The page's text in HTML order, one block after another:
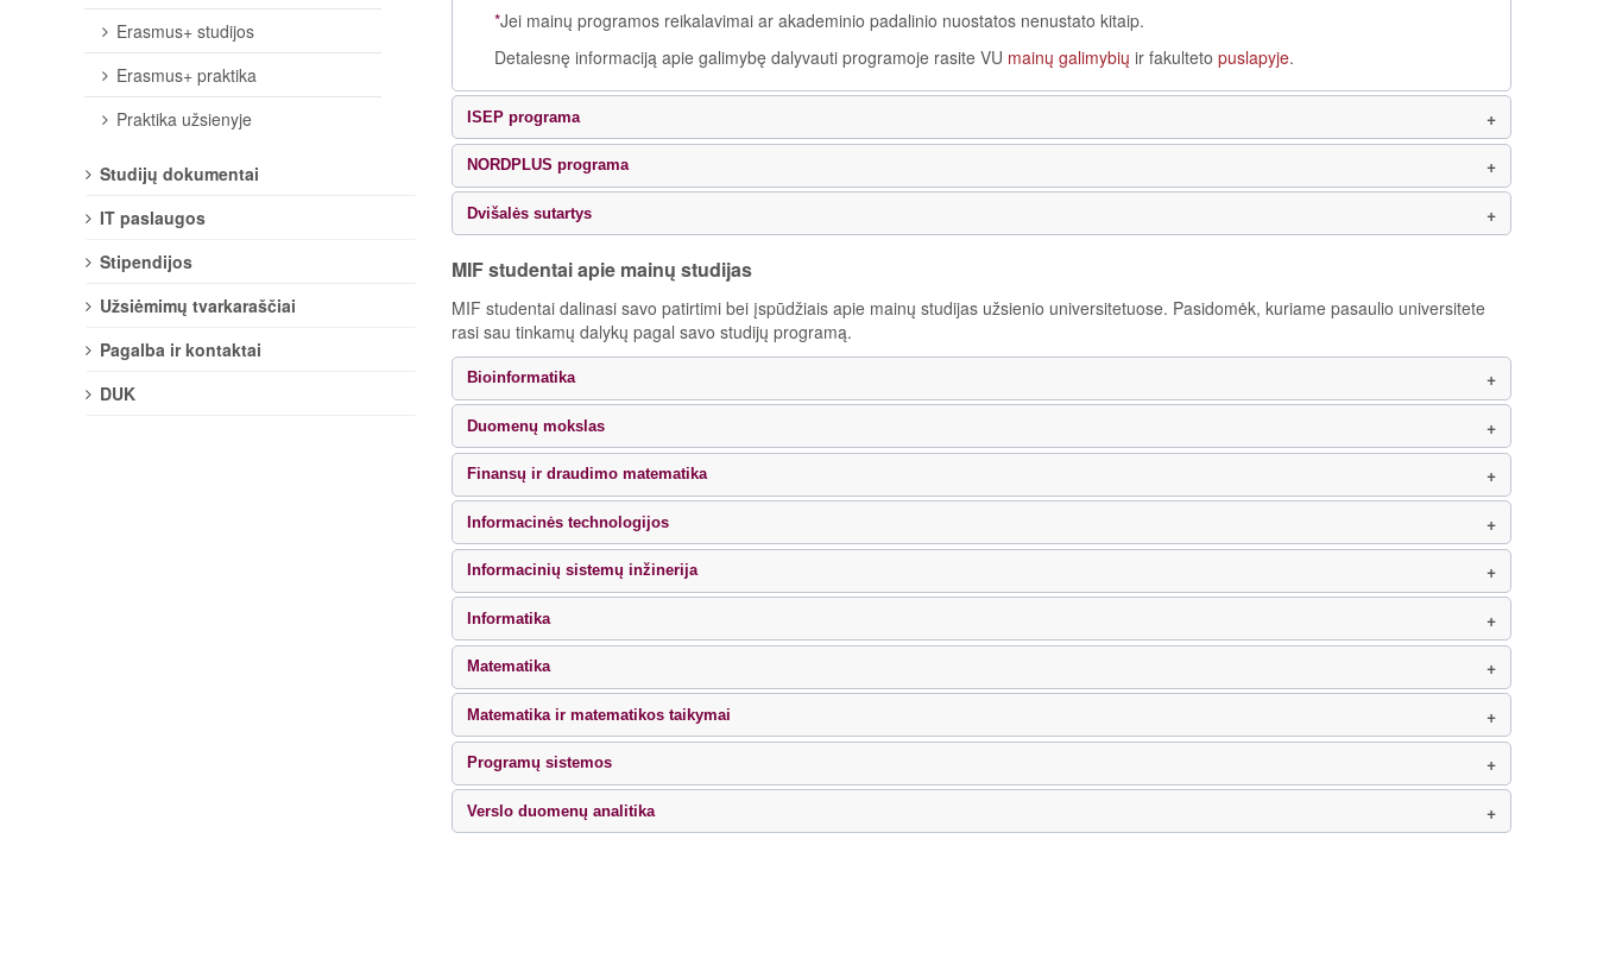
*Jei mainų programos reikalavimai ar akademinio padalinio nuostatos nenustato kitaip.
Detalesnę informaciją apie galimybę dalyvauti programoje rasite VU mainų galimybių ir fakulteto puslapyje.
ISEP programa
NORDPLUS programa
Dvišalės sutartys
MIF studentai apie mainų studijas
MIF studentai dalinasi savo patirtimi bei įspūdžiais apie mainų studijas užsienio universitetuose. Pasidomėk, kuriame pasaulio universitete
rasi sau tinkamų dalykų pagal savo studijų programą.
Bioinformatika
Duomenų mokslas
Finansų ir draudimo matematika
Informacinės technologijos
Informacinių sistemų inžinerija
Informatika
Matematika
Matematika ir matematikos taikymai
Programų sistemos
Verslo duomenų analitika
Erasmus+ studijos
Erasmus+ praktika
Praktika užsienyje
Studijų dokumentai
IT paslaugos
Stipendijos
Užsiėmimų tvarkaraščiai
Pagalba ir kontaktai
DUK